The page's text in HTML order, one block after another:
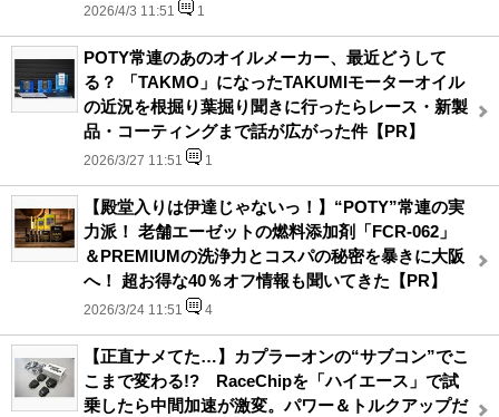
2026/4/3 11:51 1
POTY常連のあのオイルメーカー、最近どうして
る？ 「TAKMO」になったTAKUMIモーターオイル
の近況を根掘り葉掘り聞きに行ったらレース・新製
品・コーティングまで話が広がった件【PR】
2026/3/27 11:51 1
【殿堂入りは伊達じゃないっ！】“POTY”常連の実
力派！ 老舗エーゼットの燃料添加剤「FCR-062」
＆PREMIUMの洗浄力とコスパの秘密を暴きに大阪
へ！ 超お得な40％オフ情報も聞いてきた【PR】
2026/3/24 11:51 4
【正直ナメてた…】カプラーオンの“サブコン”でこ
こまで変わる!? RaceChipを「ハイエース」で試
乗したら中間加速が激変。パワー＆トルクアップだ